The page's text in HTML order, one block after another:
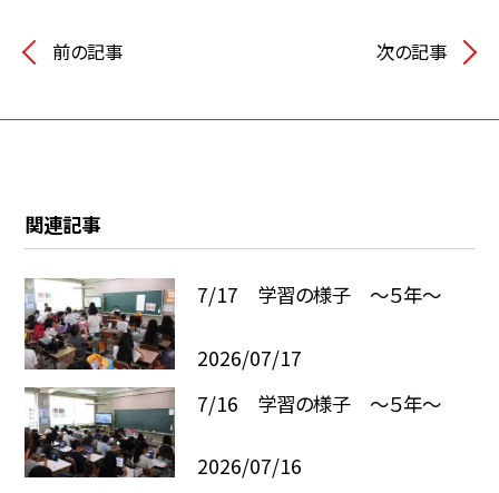
前の記事 次の記事
関連記事
7/17 学習の様子 ～５年～
2026/07/17
7/16 学習の様子 ～５年～
2026/07/16